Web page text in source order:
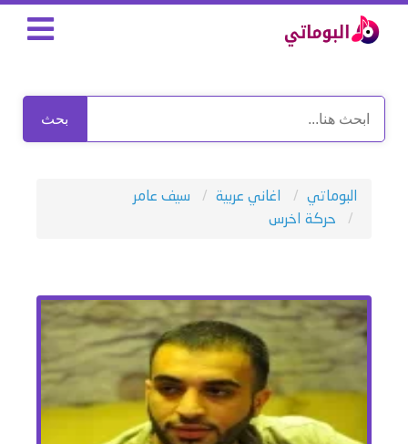
بحث
البوماتي اغاني عربية
سيف عامر
حركة اخرس